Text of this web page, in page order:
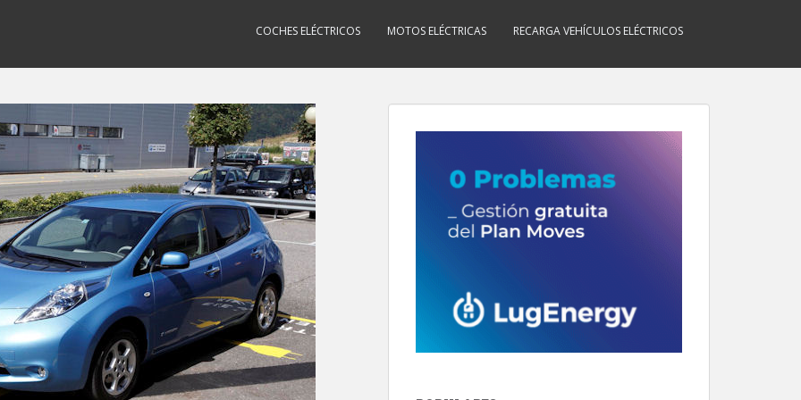
COCHES ELÉCTRICOS MOTOS ELÉCTRICAS RECARGA VEHÍCULOS ELÉCTRICOS